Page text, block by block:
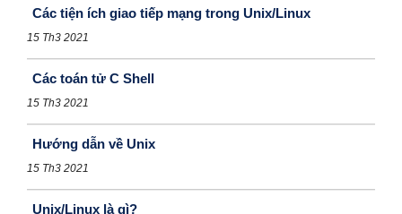
Các tiện ích giao tiếp mạng trong Unix/Linux
15 Th3 2021
Các toán tử C Shell
15 Th3 2021
Hướng dẫn về Unix
15 Th3 2021
Unix/Linux là gì?